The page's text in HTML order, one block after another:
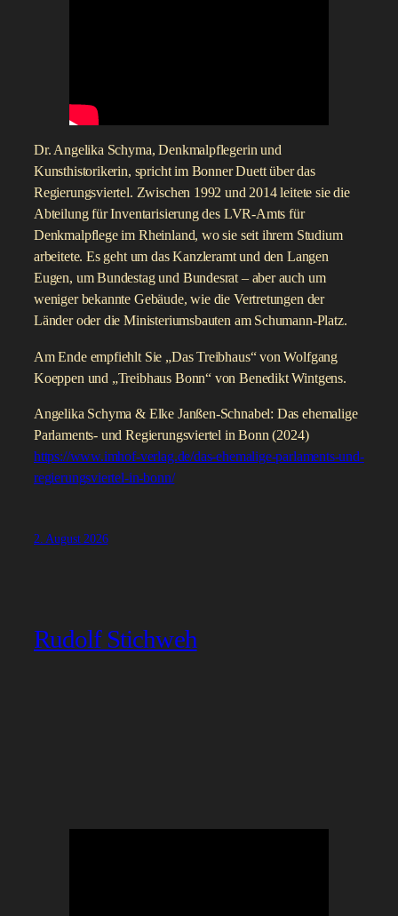
Dr. Angelika Schyma, Denkmalpflegerin und
Kunsthistorikerin, spricht im Bonner Duett über das
Regierungsviertel. Zwischen 1992 und 2014 leitete sie die
Abteilung für Inventarisierung des LVR-Amts für
Denkmalpflege im Rheinland, wo sie seit ihrem Studium
arbeitete. Es geht um das Kanzleramt und den Langen
Eugen, um Bundestag und Bundesrat – aber auch um
weniger bekannte Gebäude, wie die Vertretungen der
Länder oder die Ministeriumsbauten am Schumann-Platz.
Am Ende empfiehlt Sie „Das Treibhaus“ von Wolfgang
Koeppen und „Treibhaus Bonn“ von Benedikt Wintgens.
Angelika Schyma & Elke Janßen-Schnabel: Das ehemalige
Parlaments- und Regierungsviertel in Bonn (2024)
https://www.imhof-verlag.de/das-ehemalige-parlaments-und-
regierungsviertel-in-bonn/
2. August 2026
Rudolf Stichweh